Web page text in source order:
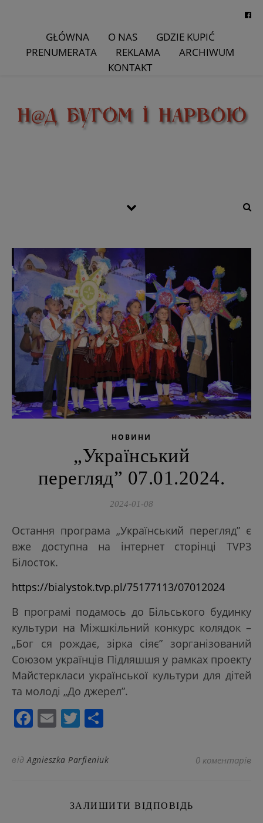
GŁÓWNA O NAS
GDZIE KUPIĆ
PRENUMERATA
REKLAMA
ARCHIWUM
KONTAKT
НОВИНИ
„Український
перегляд” 07.01.2024.
2024-01-08
Oстання програма „Український перегляд” є
вже доступна на інтернет сторінці TVP3
Білосток.
https://bialystok.tvp.pl/75177113/07012024
B програмі подамось до Більського будинку
культури на Міжшкільний конкурс колядок –
„Бог ся рождає, зірка сіяє” зорганізований
Союзом українців Підляшшя у рамках проекту
Майстеркласи української культури для дітей
та молоді „До джерел”.
Facebook
EmailTwitter
відAgnieszka Parfieniuk 0 коментарів
ЗАЛИШИТИ ВІДПОВІДЬ